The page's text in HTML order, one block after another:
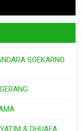
SOEKARNO
& DHUAFA